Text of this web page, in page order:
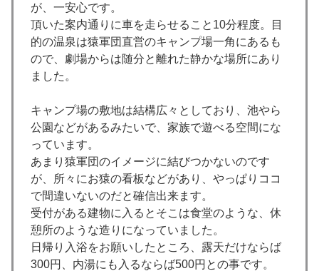
が、一安心です。
頂いた案内通りに車を走らせること10分程度。目
的の温泉は猿軍団直営のキャンプ場一角にあるも
ので、劇場からは随分と離れた静かな場所にあり
ました。
キャンプ場の敷地は結構広々としており、池やら
公園などがあるみたいで、家族で遊べる空間にな
っています。
あまり猿軍団のイメージに結びつかないのです
が、所々にお猿の看板などがあり、やっぱりココ
で間違いないのだと確信出来ます。
受付がある建物に入るとそこは食堂のような、休
憩所のような造りになっていました。
日帰り入浴をお願いしたところ、露天だけならば
300円、内湯にも入るならば500円との事です。